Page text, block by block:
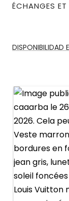
ÉCHANGES ET
DISPONIBILIDAD